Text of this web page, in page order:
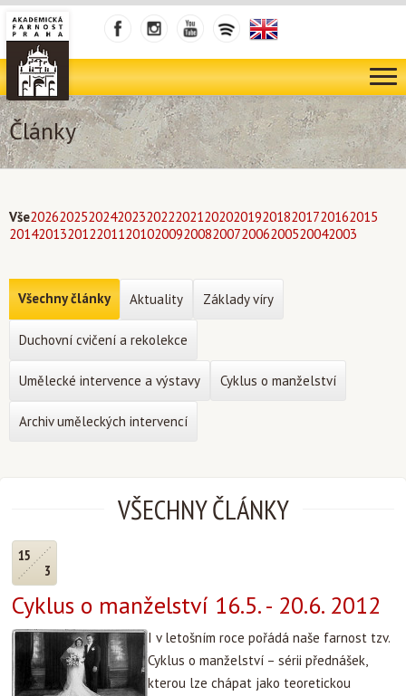
Články
Vše202620252024202320222021202020192018201720162015
201420132012201120102009200820072006200520042003
VŠECHNY ČLÁNKY
15
3
Cyklus o manželství 16.5. - 20.6. 2012
I v letošním roce pořádá naše farnost tzv.
Cyklus o manželství – sérii přednášek,
kterou lze chápat jako teoretickou
Všechny články Aktuality Základy víry
Duchovní cvičení a rekolekce
Umělecké intervence a výstavy Cyklus o manželství
Archiv uměleckých intervencí